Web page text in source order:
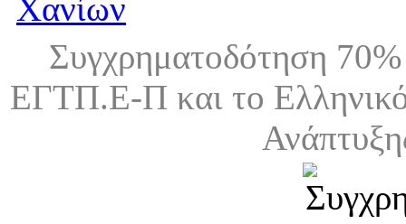
Συγχρηματοδότηση
ΕΓΤΠ.Ε-Π και το